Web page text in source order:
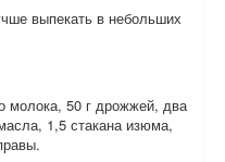
выпекать в небольших
молока, 50 г дрожжей, два
1,5 стакана изюма,